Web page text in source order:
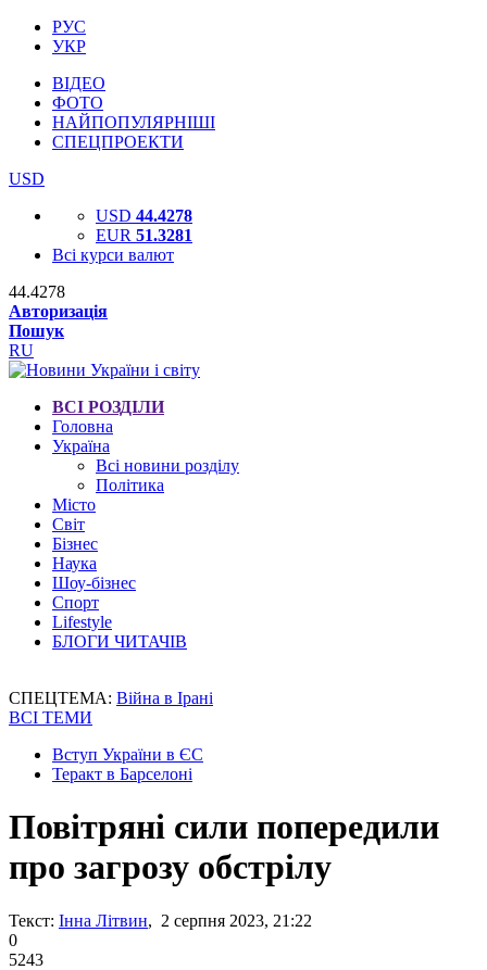
РУС
УКР
ВІДЕО
ФОТО
НАЙПОПУЛЯРНІШІ
СПЕЦПРОЕКТИ
USD
USD 44.4278
EUR 51.3281
Всі курси валют
44.4278
Авторизація
Пошук
RU
ВСІ РОЗДІЛИ
Головна
Україна
Всі новини розділу
Політика
Місто
Світ
Бізнес
Наука
Шоу-бізнес
Спорт
Lifestyle
БЛОГИ ЧИТАЧІВ
СПЕЦТЕМА: Війна в Ірані
ВСІ ТЕМИ
Вступ України в ЄС
Теракт в Барселоні
Повітряні сили попередили
про загрозу обстрілу
Текст: Інна Літвин, 2 серпня 2023, 21:22
0
5243